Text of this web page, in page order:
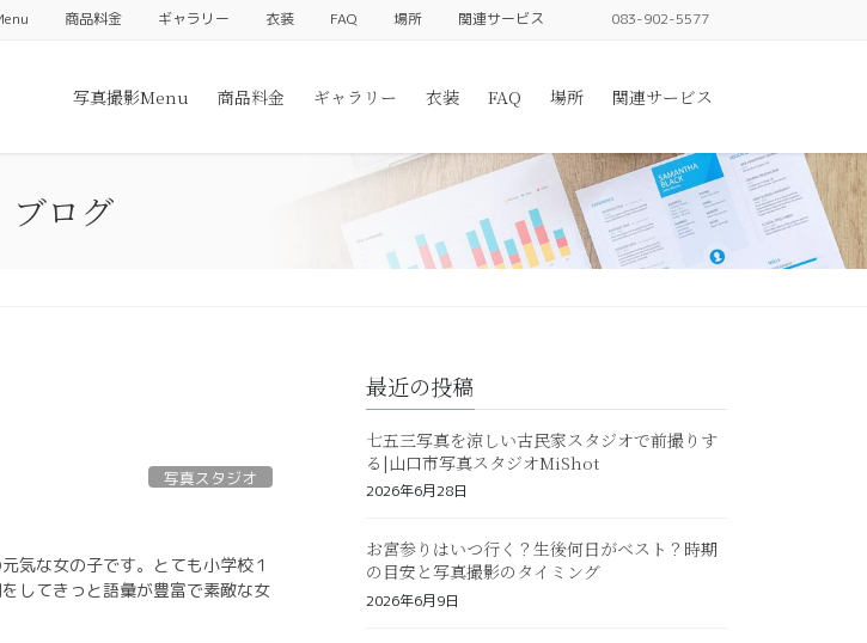
商品料金 ギャラリー 衣装 FAQ 場所 関連サービス 083-902-5577
写真撮影Menu 商品料金 ギャラリー 衣装 FAQ 場所 関連サービス
ブログ
写真スタジオ
気な女の子です。とても小学校１
してきっと語彙が豊富で素敵な女
最近の投稿
七五三写真を涼しい古民家スタジオで前撮りす
る|山口市写真スタジオMiShot
2026年6月28日
お宮参りはいつ行く？生後何日がベスト？時期
の目安と写真撮影のタイミング
2026年6月9日